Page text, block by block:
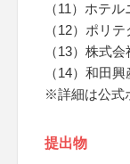
（11）ホテ
（12）ポリ
（13）株式
（14）和田
※詳細は公式
提出物